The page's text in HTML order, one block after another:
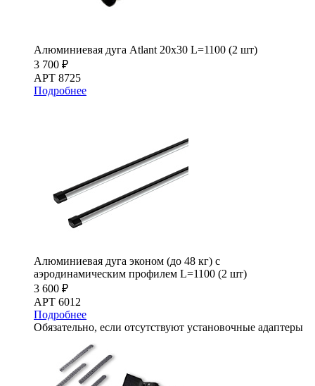
Алюминиевая дуга Atlant 20х30 L=1100 (2 шт)
3 700 ₽
АРТ 8725
Подробнее
Алюминиевая дуга эконом (до 48 кг) с
аэродинамическим профилем L=1100 (2 шт)
3 600 ₽
АРТ 6012
Подробнее
Обязательно, если отсутствуют установочные адаптеры